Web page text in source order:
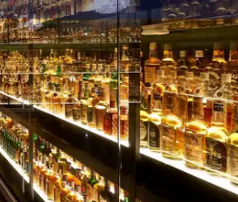
Experience
guiadas